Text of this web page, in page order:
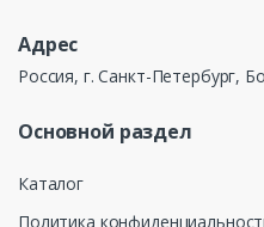
Адрес
Россия, г. Санкт-Петербург,
Основной раздел
Каталог
Политика